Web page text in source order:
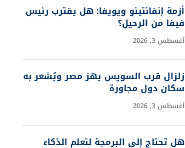
أزمة إنفانتينو ويويفا: هل يقترب رئيس
فيفا من الرحيل؟
أغسطس 3, 2026
زلزال قرب السويس يهز مصر ويُشعر به
سكان دول مجاورة
أغسطس 3, 2026
هل تحتاج إلى البرمجة لتعلم الذكاء